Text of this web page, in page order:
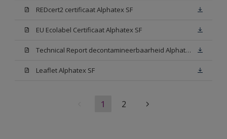
REDcert2 certificaat Alphatex SF
EU Ecolabel Certificaat Alphatex SF
Technical Report decontamineerbaarheid Alphatex SF
Leaflet Alphatex SF
1 2